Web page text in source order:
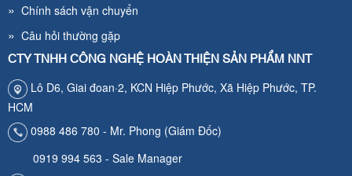
» Chính sách vận chuyển
» Câu hỏi thường gặp
CTY TNHH CÔNG NGHỆ HOÀN THIỆN SẢN PHẨM NNT
Lô D6, Giai đoan·2, KCN Hiệp Phước, Xã Hiệp Phước, TP.
HCM
0988 486 780 - Mr. Phong (Giám Đốc)
0919 994 563 - Sale Manager